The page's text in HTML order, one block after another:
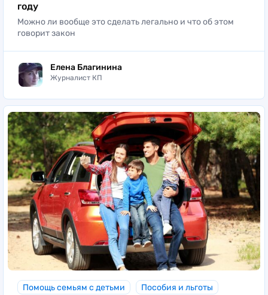
году
Можно ли вообще это сделать легально и что об этом
говорит закон
Елена Благинина
Журналист КП
Помощь семьям с детьми Пособия и льготы